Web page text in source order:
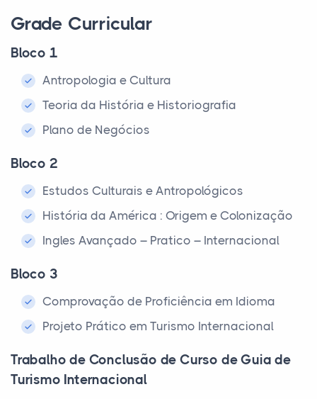
Grade Curricular
Bloco 1
Antropologia e Cultura
Teoria da História e Historiografia
Plano de Negócios
Bloco 2
Estudos Culturais e Antropológicos
História da América : Origem e Colonização
Ingles Avançado – Pratico – Internacional
Bloco 3
Comprovação de Proficiência em Idioma
Projeto Prático em Turismo Internacional
Trabalho de Conclusão de Curso de Guia de
Turismo Internacional